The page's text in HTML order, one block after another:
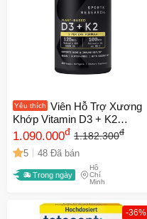
Yêu thích
Viên Hỗ Trợ Xương
Khớp Vitamin D3 + K2
Sports Research 160 Viên -
Tăng Cường Hấp Thụ Canxi
và Duy Trì Sức Khỏe Xương
Răng
1.090.000đ 1.182.300đ
5 48 Đã bán
Trong ngày
Hồ
Chí
Minh
-36%